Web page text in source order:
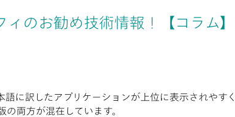
ィのお勧め技術情報！【コラム
に訳したアプリケーションが上位に表示されやすく
両方が混在しています。